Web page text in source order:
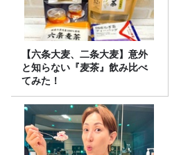
【六条大麦、二条大麦】意外
と知らない『麦茶』飲み比べ
てみた！